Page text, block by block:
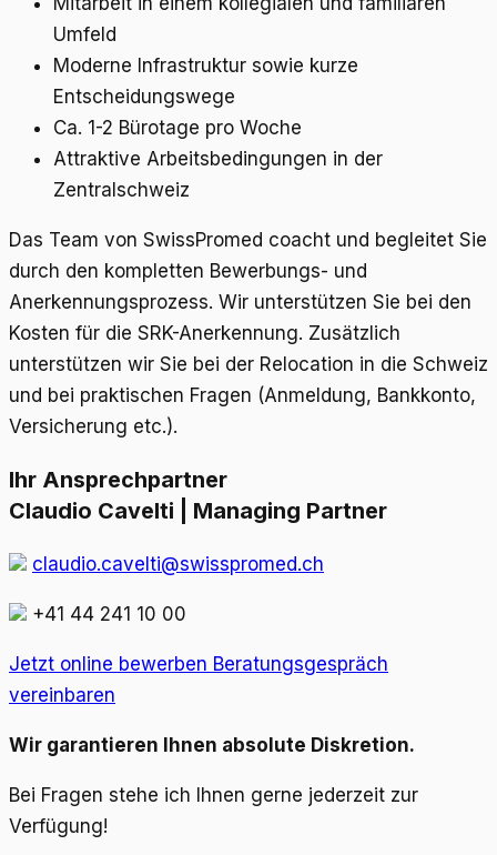
Umfeld
Moderne Infrastruktur sowie kurze
Entscheidungswege
Ca. 1-2 Bürotage pro Woche
Attraktive Arbeitsbedingungen in der
Zentralschweiz
Das Team von SwissPromed coacht und begleitet Sie
durch den kompletten Bewerbungs- und
Anerkennungsprozess. Wir unterstützen Sie bei den
Kosten für die SRK-Anerkennung. Zusätzlich
unterstützen wir Sie bei der Relocation in die Schweiz
und bei praktischen Fragen (Anmeldung, Bankkonto,
Versicherung etc.).
Ihr Ansprechpartner
Claudio Cavelti | Managing Partner
claudio.cavelti@swisspromed.ch
+41 44 241 10 00
Jetzt online bewerben Beratungsgespräch
vereinbaren
Wir garantieren Ihnen absolute Diskretion.
Bei Fragen stehe ich Ihnen gerne jederzeit zur
Verfügung!